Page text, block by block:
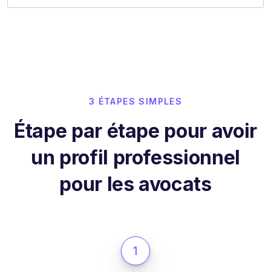
3 ÉTAPES SIMPLES
Étape par étape pour avoir
un profil professionnel
pour les avocats
1